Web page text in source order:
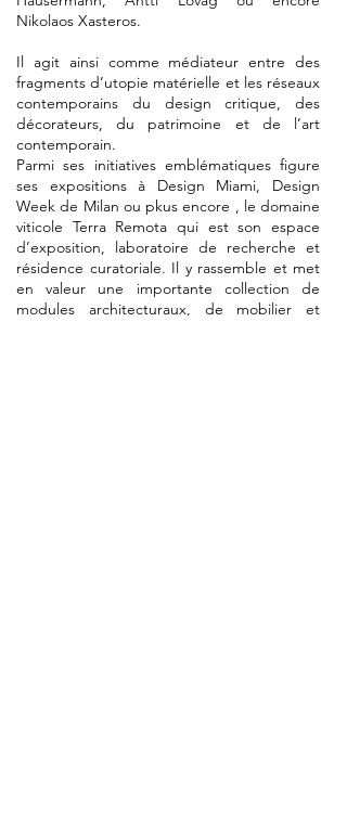
Nikolaos Xasteros.
Il agit ainsi comme médiateur entre des
fragments d’utopie matérielle et les réseaux
contemporains du design critique, des
décorateurs, du patrimoine et de l’art
contemporain.
Parmi ses initiatives emblématiques figure
ses expositions à Design Miami, Design
Week de Milan ou pkus encore , le domaine
viticole Terra Remota qui est son espace
d’exposition, laboratoire de recherche et
résidence curatoriale. Il y rassemble et met
en valeur une importante collection de
modules architecturaux, de mobilier et